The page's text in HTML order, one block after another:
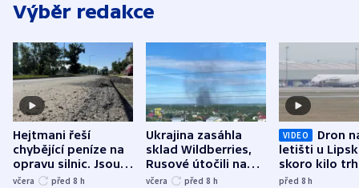
Výběr redakce
Hejtmani řeší
chybějící peníze na
opravu silnic. Jsou
nenárokové, namítá
včera před 8 h
Ukrajina zasáhla
sklad Wildberries,
Rusové útočili na
trh, hasiče či
včera před 8 h
VIDEO
Dron
letišti u
skoro kilo
indicie
před 8h